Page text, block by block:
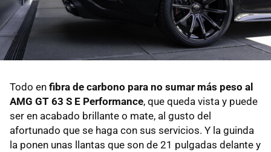
Todo en fibra de carbono para no sumar más peso al
AMG GT 63 S E Performance, que queda vista y puede
ser en acabado brillante o mate, al gusto del
afortunado que se haga con sus servicios. Y la guinda
la ponen unas llantas que son de 21 pulgadas delante y